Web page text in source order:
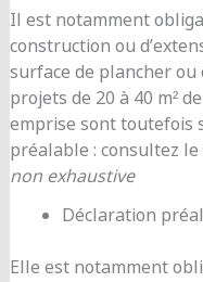
Il est notamment
construction ou
surface de plancher
projets de 20 à 40 m²
emprise sont toutefois
préalable : consultez
non exhaustive
Déclaration
Elle est notamment